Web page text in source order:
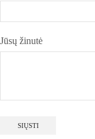
Jūsų žinutė